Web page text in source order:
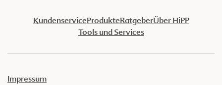
KundenserviceProdukteRatgeberÜber HiPP
Tools und Services
Impressum